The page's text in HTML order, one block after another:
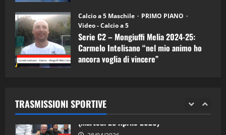
Calcio a 5 Maschile
PRIMO PIANO
Video - Calcio a 5
Serie C2 – Mongiuffi Melia 2024-25:
Carmelo Intelisano “nel mio animo ho
ancora voglia di vincere”
TRASMISSIONI SPORTIVE
1
“SportEmpire” in Podcast: 30^ Puntata
(Martedi 05 Maggio 2026)
08/05/2026
2 28/04/2026